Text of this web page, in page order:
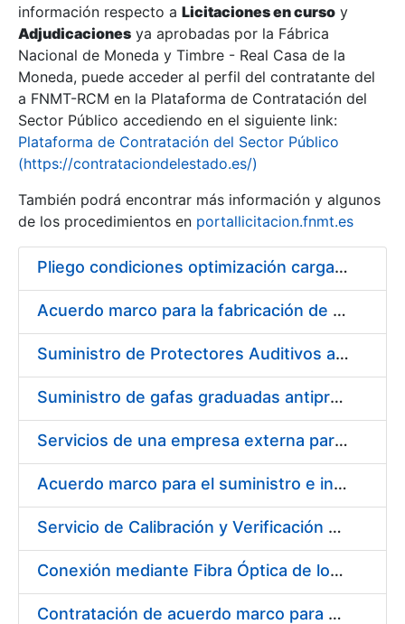
Mostra/Amaga
Mostra/Amaga
información respecto a Licitaciones en curso y
Adjudicaciones ya aprobadas por la Fábrica
Nacional de Moneda y Timbre - Real Casa de la
Moneda, puede acceder al perfil del contratante del
a FNMT-RCM en la Plataforma de Contratación del
Sector Público accediendo en el siguiente link:
Plataforma de Contratación del Sector Público
(https://contrataciondelestado.es/)
También podrá encontrar más información y algunos
de los procedimientos en portallicitacion.fnmt.es
Pliego condiciones optimización cargas compras firmado
Acuerdo marco para la fabricación de piezas
Suministro de Protectores Auditivos a medida para las personas trabajadoras de los Centros de Trabajo de Madrid y Burgos
Suministro de gafas graduadas antiproyecciones para los trabajadores de la FNMT-RCM en los centros de trabajo de Madrid y Burgos
Servicios de una empresa externa para el asesoramiento y resolución de los recursos de alzada que se presentan relacionados con procesos de selección para la FNMT-RCM
Acuerdo marco para el suministro e instalación de persianas, estores y otros complementos
Servicio de Calibración y Verificación Externa de los Equipos de Medición del Servicio de Prevención de la FNMT-RCM
Conexión mediante Fibra Óptica de los Centros de Proceso de Datos (CPDs) de las sedes de la FNMT-RCM de Burgos y Madrid
Contratación de acuerdo marco para el Suministro de Material de Electricidad para la Fábrica Nacional de Moneda y Timbre-Real Casa de la Moneda en su centro de trabajo de Burgos